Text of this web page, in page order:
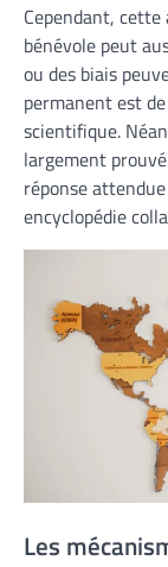
Cependant,
bénévole peut
ou des biais
permanent est
scientifique.
largement
réponse
encyclopédie
Les